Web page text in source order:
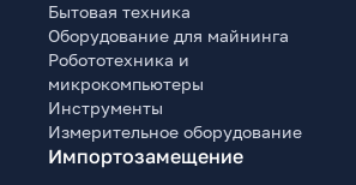
Бытовая техника
Оборудование для майнинга
Робототехника и
микрокомпьютеры
Инструменты
Измерительное оборудование
Импортозамещение